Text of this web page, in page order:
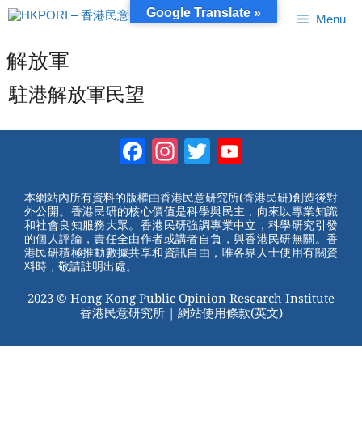
跳
至
容
Menu
解放軍
駐港解放軍民望
Facebook
Instagram
Twitter
本網站內所有資料的版權由香港民意研究所(香港民研)創造後對
外公開。香港民研的核心價值是科學與民主，向來以專業知識
和社會良知服務大眾。香港民研強調專業中立，科學研究引發
的個人評論，責任全由作者或講者自負，與香港民研無關。香
港民研積極推動數據共享和資訊自由，唯各界人士使用有關資
料時，敬請註明出處。
2023 © Hong Kong Public Opinion Research Institute
香港民意研究所 | 網站使用條款(英文)
Google Translate »